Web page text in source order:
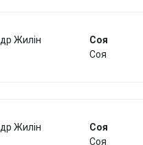
Жилін
Соя
Соя
Жилін
Соя
Соя